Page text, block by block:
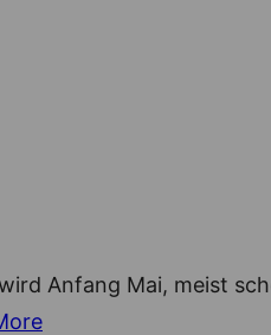
Anfang Mai, meist